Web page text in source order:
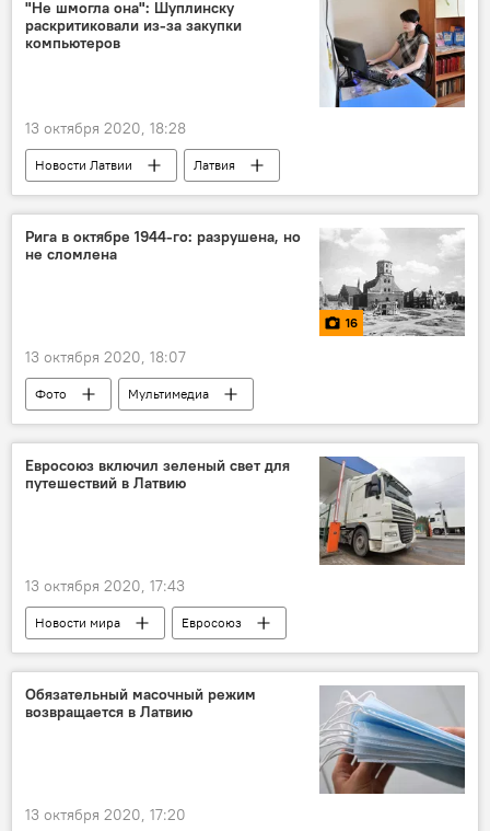
"Не шмогла она": Шуплинску
раскритиковали из-за закупки
компьютеров
13 октября 2020, 18:28
Новости Латвии
Латвия
Илга Шуплинска
образование
Рига в октябре 1944-го: разрушена, но
не сломлена
16
13 октября 2020, 18:07
Фото
Мультимедиа
Великая Отечественная война
Вторая мировая война
Евросоюз включил зеленый свет для
путешествий в Латвию
13 октября 2020, 17:43
Новости мира
Евросоюз
коронавирус
Обязательный масочный режим
возвращается в Латвию
13 октября 2020, 17:20